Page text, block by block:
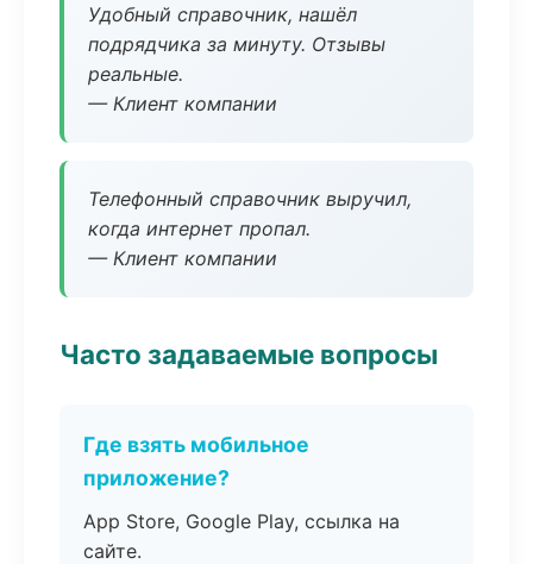
Удобный справочник, нашёл
подрядчика за минуту. Отзывы
реальные.
— Клиент компании
Телефонный справочник выручил,
когда интернет пропал.
— Клиент компании
Часто задаваемые вопросы
Где взять мобильное
приложение?
App Store, Google Play, ссылка на
сайте.